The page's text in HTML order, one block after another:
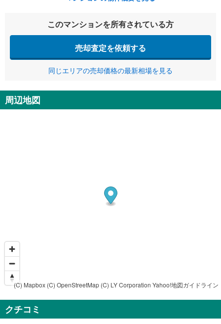
このマンションを所有されている方
売却査定を依頼する
同じエリアの売却価格の最新相場を見る
周辺地図
(C) Mapbox (C) OpenStreetMap (C) LY Corporation Yahoo!地図ガイドライン
クチコミ